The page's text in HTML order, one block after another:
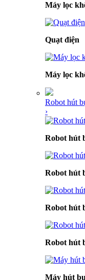
Máy lọc
Quạt điện
Máy lọc
Robot hút
›
Robot hút
Robot hút
Robot hút
Robot hút
Máy hút